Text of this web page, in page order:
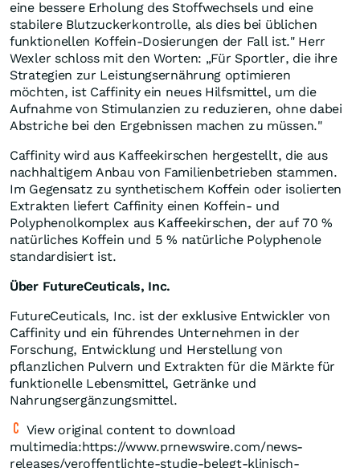
eine bessere Erholung des Stoffwechsels und eine
stabilere Blutzuckerkontrolle, als dies bei üblichen
funktionellen Koffein-Dosierungen der Fall ist." Herr
Wexler schloss mit den Worten: „Für Sportler, die ihre
Strategien zur Leistungsernährung optimieren
möchten, ist Caffinity ein neues Hilfsmittel, um die
Aufnahme von Stimulanzien zu reduzieren, ohne dabei
Abstriche bei den Ergebnissen machen zu müssen."
Caffinity wird aus Kaffeekirschen hergestellt, die aus
nachhaltigem Anbau von Familienbetrieben stammen.
Im Gegensatz zu synthetischem Koffein oder isolierten
Extrakten liefert Caffinity einen Koffein- und
Polyphenolkomplex aus Kaffeekirschen, der auf 70 %
natürliches Koffein und 5 % natürliche Polyphenole
standardisiert ist.
Über FutureCeuticals, Inc.
FutureCeuticals, Inc. ist der exklusive Entwickler von
Caffinity und ein führendes Unternehmen in der
Forschung, Entwicklung und Herstellung von
pflanzlichen Pulvern und Extrakten für die Märkte für
funktionelle Lebensmittel, Getränke und
Nahrungsergänzungsmittel.
View original content to download
multimedia:https://www.prnewswire.com/news-
releases/veroffentlichte-studie-belegt-klinisch-